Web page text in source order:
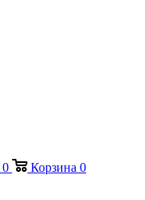
0 Корзина 0